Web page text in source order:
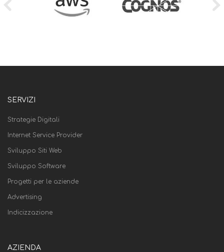
SERVIZI
Strategie Digitali
Internet Service Provider
Sviluppo Siti Web
Sviluppo Software
Progetti per le aziende
Advertising
Indicizzazione
AZIENDA